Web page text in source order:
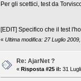
Per gli scettici, test da
[EDIT] Specifico che il test
« Ultima modifica: 27 Luglio
Re: AjarNet ?
« Risposta #25 il: 31